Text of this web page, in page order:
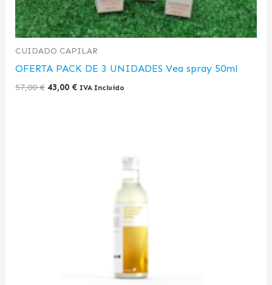
CUIDADO CAPILAR
OFERTA PACK DE 3 UNIDADES Vea spray 50ml
57,00€ 43,00 € IVA Incluido